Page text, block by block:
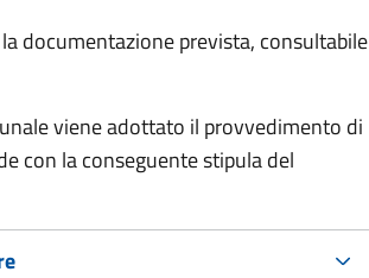
documentazione prevista, consultabile
viene adottato il provvedimento di
con la conseguente stipula del